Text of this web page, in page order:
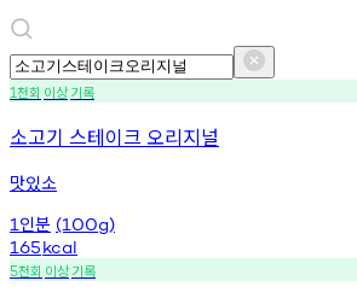
1천회 이상기록
소고기 스테이크 오리지널
맛있소
1 인분 (100g)
165kcal
5천회 이상기록